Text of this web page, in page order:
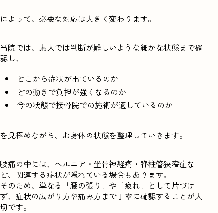
によって、必要な対応は大きく変わります。
当院では、素人では判断が難しいような細かな状態まで確
認し、
どこから症状が出ているのか
どの動きで負担が強くなるのか
今の状態で接骨院での施術が適しているのか
を見極めながら、お身体の状態を整理していきます。
腰痛の中には、ヘルニア・坐骨神経痛・脊柱管狭窄症な
ど、関連する症状が隠れている場合もあります。
そのため、単なる「腰の張り」や「疲れ」として片づけ
ず、症状の広がり方や痛み方まで丁寧に確認することが大
切です。